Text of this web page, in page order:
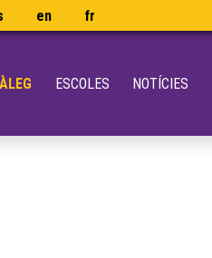
en fr
ESCOLES NOTÍCIES